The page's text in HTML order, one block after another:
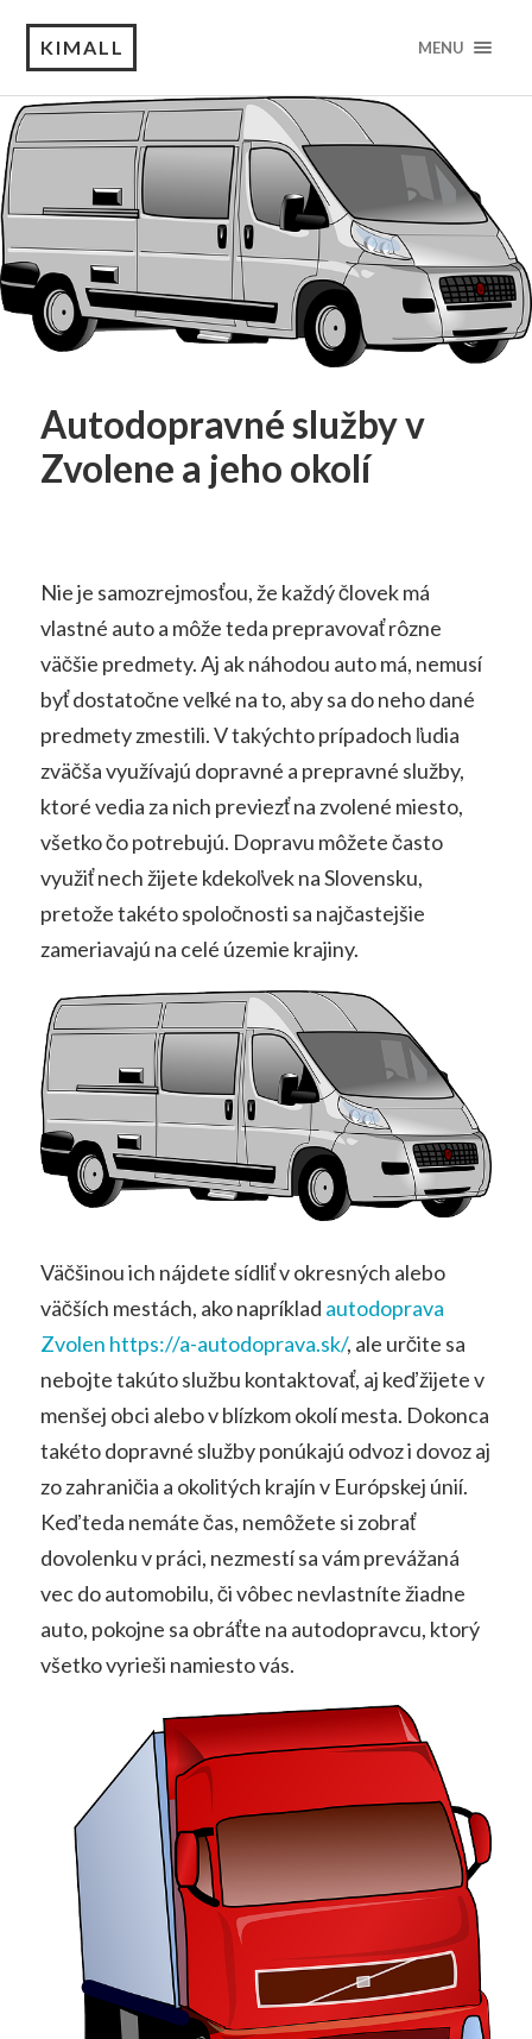
KIMALL MENU
Autodopravné služby v
Zvolene a jeho okolí
Nie je samozrejmosťou, že každý človek má
vlastné auto a môže teda prepravovať rôzne
väčšie predmety. Aj ak náhodou auto má, nemusí
byť dostatočne veľké na to, aby sa do neho dané
predmety zmestili. V takýchto prípadoch ľudia
zväčša využívajú dopravné a prepravné služby,
ktoré vedia za nich previezť na zvolené miesto,
všetko čo potrebujú. Dopravu môžete často
využiť nech žijete kdekoľvek na Slovensku,
pretože takéto spoločnosti sa najčastejšie
zameriavajú na celé územie krajiny.
Väčšinou ich nájdete sídliť v okresných alebo
väčších mestách, ako napríklad autodoprava
Zvolen https://a-autodoprava.sk/, ale určite sa
nebojte takúto službu kontaktovať, aj keď žijete v
menšej obci alebo v blízkom okolí mesta. Dokonca
takéto dopravné služby ponúkajú odvoz i dovoz aj
zo zahraničia a okolitých krajín v Európskej únií.
Keď teda nemáte čas, nemôžete si zobrať
dovolenku v práci, nezmestí sa vám prevážaná
vec do automobilu, či vôbec nevlastníte žiadne
auto, pokojne sa obráťte na autodopravcu, ktorý
všetko vyrieši namiesto vás.